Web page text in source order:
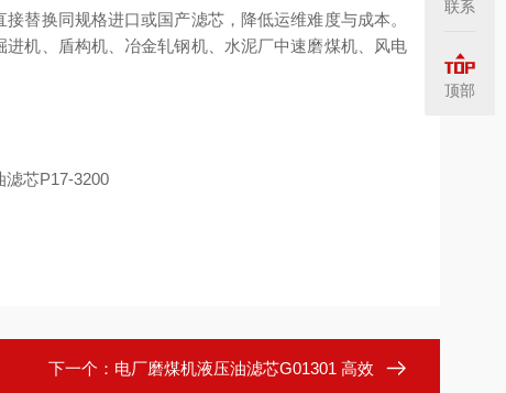
替换同规格进口或国产滤芯，降低运维难度与成本。
机、盾构机、冶金轧钢机、水泥厂中速磨煤机、风电
下一个： 电厂磨煤机液压油滤芯G01301 高效
联系
顶部